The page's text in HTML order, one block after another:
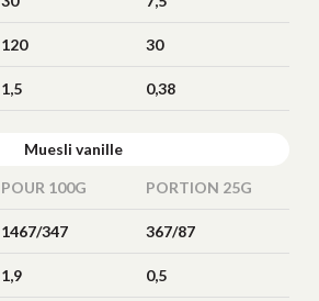
120 30
1,5 0,38
Muesli vanille
POUR 100G PORTION 25G
1467/347 367/87
1,9 0,5